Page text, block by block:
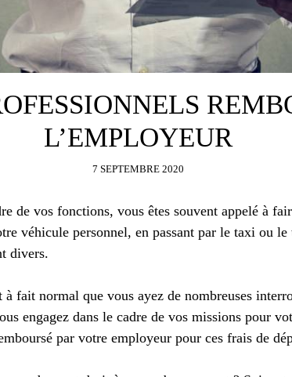
L’EMPLOYEUR
7 SEPTEMBRE 2020
de vos fonctions, vous êtes souvent appelé à
véhicule personnel, en passant par le taxi ou
divers.
fait normal que vous ayez de nombreuses
engagez dans le cadre de vos missions pour
par votre employeur pour ces frais de